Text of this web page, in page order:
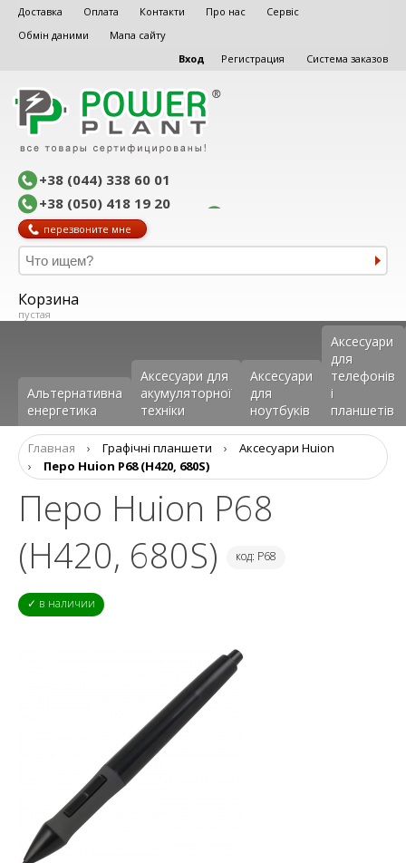
Доставка Оплата Контакти Про нас
Сервіс
Обмін даними
Мапа сайту
Вход
Регистрация Система заказов
+38 (044) 338 60 01
+38 (050) 418 19 20
перезвоните мне
Корзина
пустая
Альтернативна
енергетика
Аксесуари для
акумуляторної
техніки
Аксесуари
для
ноутбуків
Аксеcуари
для
телефонів
і
планшетів
Главная › Графічні планшети ›
Аксесуари Huion
›
Перо Huion P68 (H420, 680S)
Перо Huion P68
(H420, 680S)
код: P68
✓ в наличии